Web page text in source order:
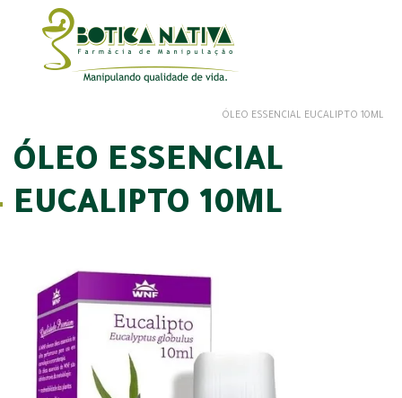
ÓLEO ESSENCIAL EUCALIPTO 10ML
ÓLEO ESSENCIAL
EUCALIPTO 10ML